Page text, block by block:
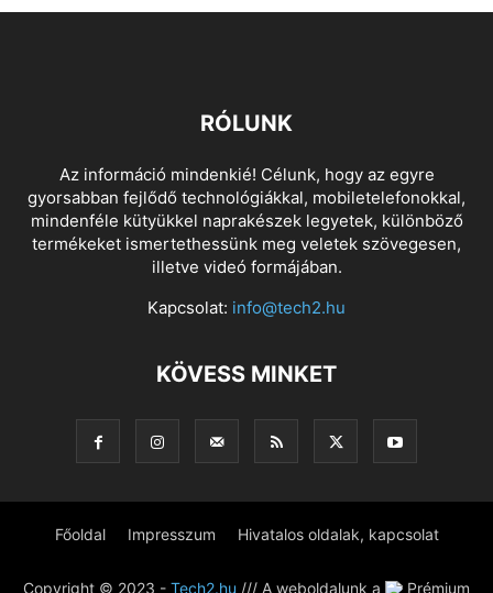
RÓLUNK
Az információ mindenkié! Célunk, hogy az egyre
gyorsabban fejlődő technológiákkal, mobiletelefonokkal,
mindenféle kütyükkel naprakészek legyetek, különböző
termékeket ismertethessünk meg veletek szövegesen,
illetve videó formájában.
Kapcsolat: info@tech2.hu
KÖVESS MINKET
Főoldal Impresszum Hivatalos oldalak, kapcsolat
Copyright © 2023 - Tech2.hu /// A weboldalunk a Prémium